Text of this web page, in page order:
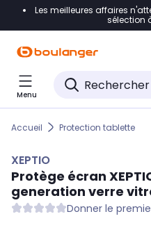
Accéder directement à
Accéder directement au
Accéder directement au
Les meilleures affaires
sélection
Menu
Accueil Protection tablette
XEPTIO
Protège écran
generation verre
Donner le